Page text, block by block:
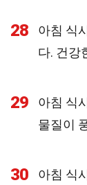
28
아침 식
다. 건강
29
아침 식
물질이
30
아침 식